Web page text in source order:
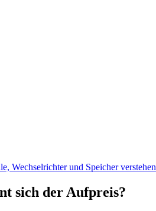
Wechselrichter und Speicher verstehen
sich der Aufpreis?